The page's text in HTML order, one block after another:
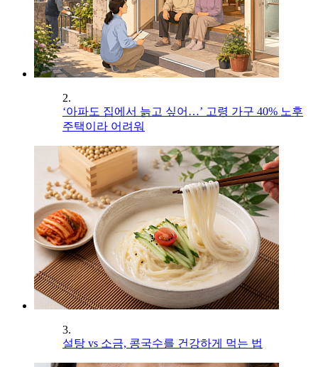
2.
‘아파도 집에서 늙고 싶어…’ 고령 가구 40% 노후
주택이라 어려워
3.
설탕 vs 소금, 콩국수를 건강하게 먹는 법